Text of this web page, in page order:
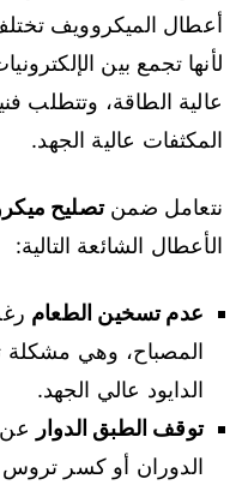
أعطال الميكروويف
لأنها تجمع بين
عالية الطاقة، وتتطلب
المكثفات عالية الجهد.
نتعامل ضمنتصليح
الأعطال الشائعة التالية:
عدم تسخين الطعام
المصباح، وهي مشكلة
الدايود عالي الجهد.
توقف الطبق الدوار
الدوران أو كسر تروس